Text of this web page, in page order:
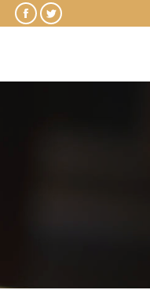
Facebook
Twitter